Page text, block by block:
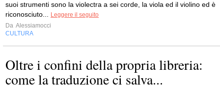
suoi strumenti sono la violectra a sei corde, la viola ed il violino ed è
riconosciuto...
Leggere il seguito
Da Alessiamocci
CULTURA
Oltre i confini della propria libreria:
come la traduzione ci salva...